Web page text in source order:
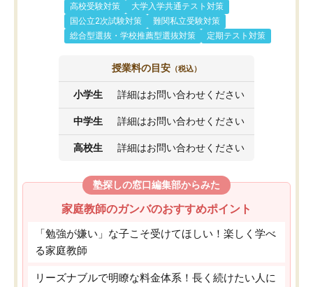
高校受験対策
大学入学共通テスト対策
国公立2次試験対策
難関私立受験対策
総合型選抜・学校推薦型選抜対策
定期テスト対策
授業料の目安 （税込）
小学生 詳細はお問い合わせください
中学生 詳細はお問い合わせください
高校生 詳細はお問い合わせください
塾探しの窓口編集部からみた
家庭教師のガンバのおすすめポイント
「勉強が嫌い」な子こそ受けてほしい！楽しく学べ
る家庭教師
リーズナブルで明瞭な料金体系！長く続けたい人に